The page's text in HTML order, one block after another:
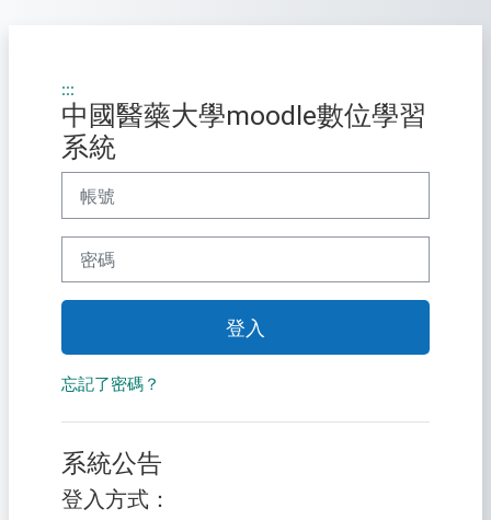
:::
中國醫藥大學moodle數位學習
系統
密碼
登入
忘記了密碼？
系統公告
登入方式：